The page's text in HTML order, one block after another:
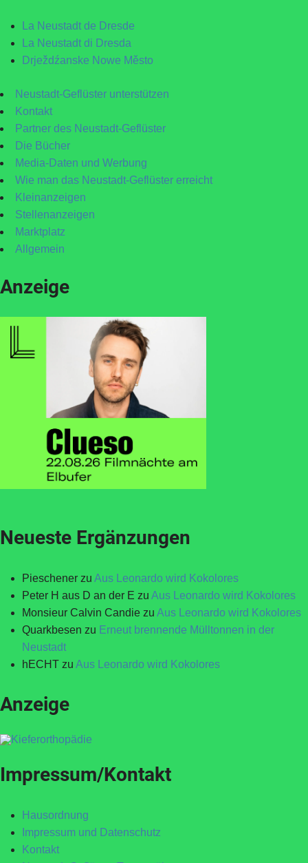
La Neustadt de Dresde
La Neustadt di Dresda
Drježdźanske Nowe Město
Neustadt-Geflüster unterstützen
Kontakt
Partner des Neustadt-Geflüster
Die Bücher
Media-Daten und Werbung
Wie man das Neustadt-Geflüster erreicht
Kleinanzeigen
Stellenanzeigen
Marktplatz
Allgemein
Anzeige
Neueste Ergänzungen
Pieschener zu Aus Leonardo wird Kokolores
Peter H aus D an der E zu Aus Leonardo wird Kokolores
Monsieur Calvin Candie zu Aus Leonardo wird Kokolores
Quarkbesen zu Erneut brennende Mülltonnen in der
Neustadt
hECHT zu Aus Leonardo wird Kokolores
Anzeige
Impressum/Kontakt
Hausordnung
Impressum und Datenschutz
Kontakt